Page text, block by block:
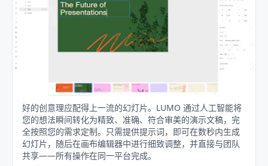
好的创意理应配得上一流的幻灯片。LUMO 通过人工智能将
您的想法瞬间转化为精致、准确、符合审美的演示文稿，完
全按照您的需求定制。只需提供提示词，即可在数秒内生成
幻灯片，随后在画布编辑器中进行细致调整，并直接与团队
共享——所有操作在同一平台完成。